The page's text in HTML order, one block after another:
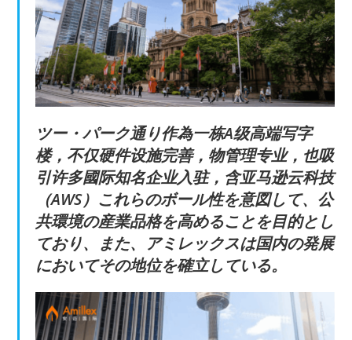
ツー・パーク通り作為一栋A级高端写字
楼，不仅硬件设施完善，物管理专业，也吸
引许多國际知名企业入驻，含亚马逊云科技
（AWS）これらのボール性を意図して、公
共環境の産業品格を高めることを目的とし
ており、また、アミレックスは国内の発展
においてその地位を確立している。